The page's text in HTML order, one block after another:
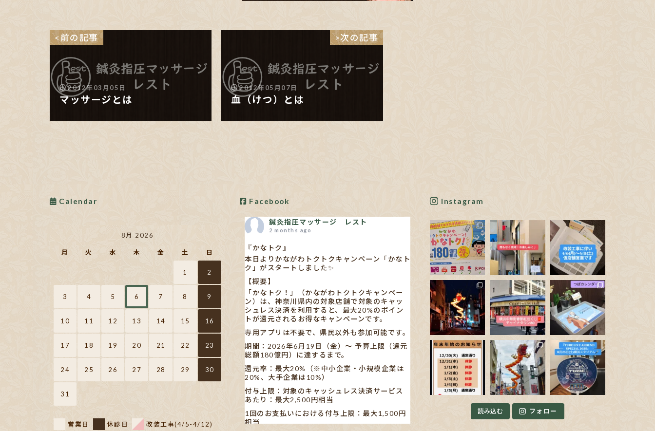
<前の記事
2012年03月05日
マッサージとは
>次の記事
2012年05月07日
血（けつ）とは
Calendar
8月 2026
月 火 水 木 金 土 日
1 2
3 4 5 6 7 8 9
10 11 12 13 14 15 16
17 18 19 20 21 22 23
24 25 26 27 28 29 30
31
営業日 休診日 改装工事(4/5-4/12)
Facebook
鍼灸指圧マッサージ レスト
2 months ago
『かなトク』
本日よりかながわトクトクキャンペーン「かなト
ク」がスタートしました✨
【概要】
「かなトク！」（かながわトクトクキャンペー
ン）は、神奈川県内の対象店舗で対象のキャッ
シュレス決済を利用すると、最大20%のポイン
トが還元されるお得なキャンペーンです。
専用アプリは不要で、県民以外も参加可能です。
期間：2026年6月19日（金）〜 予算上限（還元
総額180億円）に達するまで。
還元率：最大20%（※中小企業・小規模企業は
20%、大手企業は10%）
付与上限：対象のキャッシュレス決済サービス
あたり：最大2,500円相当
1回のお支払いにおける付与上限：最大1,500円
相当
Instagram
読み込む フォロー